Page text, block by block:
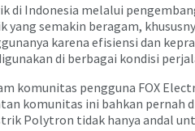
Indonesia melalui
semakin beragam,
karena efisiensi dan
di berbagai kondisi
pengguna FOX
komunitas ini bahkan pernah
Polytron tidak hanya andal